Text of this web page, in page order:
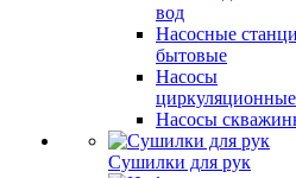
вод
Насосные
бытовые
Насосы
циркуляционные
Насосы
Сушилки для рук